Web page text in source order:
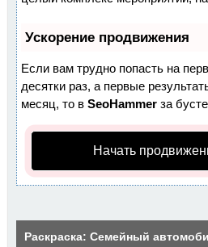
Ускорение продвижения
Если вам трудно попасть на
десятки раз, а первые
месяц, то в SeoHammer за
Начать
Раскраска: Семейный